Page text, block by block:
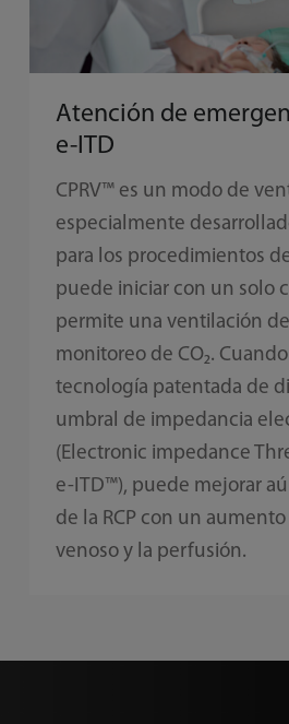
Atención de
e-ITD
CPRV™ es un modo de
especialmente
para los procedimientos de
puede iniciar con un solo
permite una ventilación
monitoreo de CO₂.
tecnología patentada de
umbral de impedancia
(Electronic impedance
e-ITD™), puede mejorar
de la RCP con un
venoso y la perfusión.